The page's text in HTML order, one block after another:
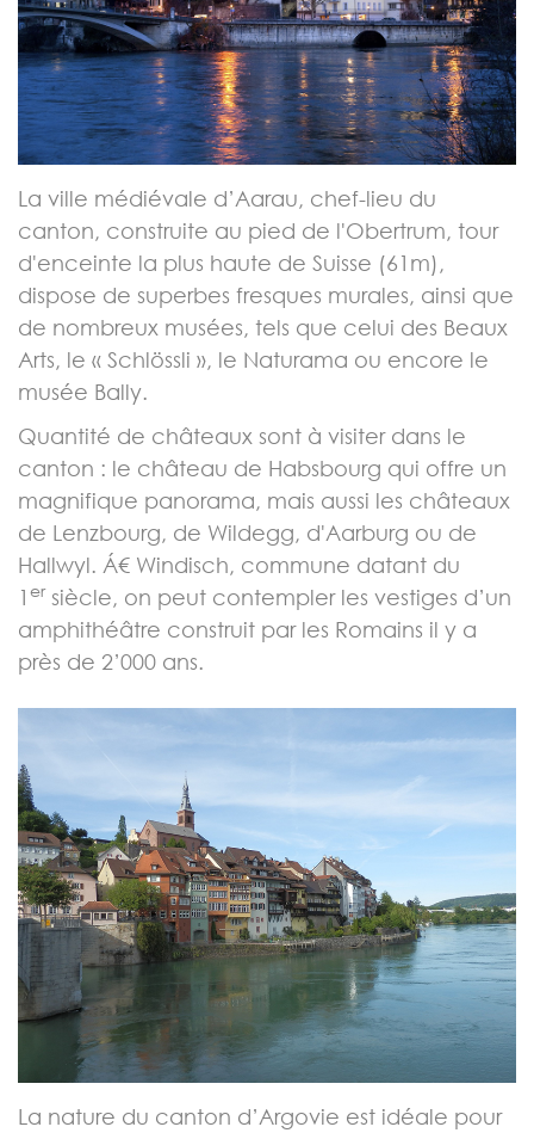
La ville médiévale d’Aarau, chef-lieu du
canton, construite au pied de l'Obertrum, tour
d'enceinte la plus haute de Suisse (61m),
dispose de superbes fresques murales, ainsi que
de nombreux musées, tels que celui des Beaux
Arts, le « Schlössli », le Naturama ou encore le
musée Bally.
Quantité de châteaux sont à visiter dans le
canton : le château de Habsbourg qui offre un
magnifique panorama, mais aussi les châteaux
de Lenzbourg, de Wildegg, d'Aarburg ou de
Hallwyl. Á€ Windisch, commune datant du
1 ersiècle, on peut contempler les vestiges d’un
amphithéâtre construit par les Romains il y a
près de 2’000 ans.
La nature du canton d’Argovie est idéale pour